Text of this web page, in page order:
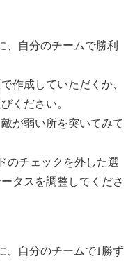
、自分のチームで勝利
作成していただくか、
ください。
が弱い所を突いてみて
のチェックを外した選
タスを調整してくださ
、自分のチームで1勝ず